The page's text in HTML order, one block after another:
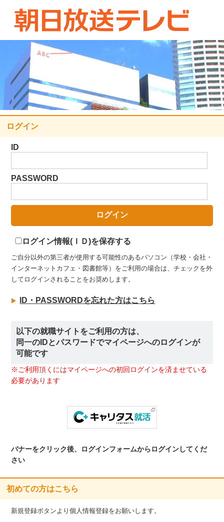
ログイン
ID
PASSWORD
ログイン情報(ＩＤ)を保存する
ご自分以外の第三者が使用する可能性のあるパソコン（学校・会社・
インターネットカフェ・図書館等）をご利用の場合は、チェックを外
してログインされることをお奨めします。
ID・PASSWORDを忘れた方はこちら
以下の就職サイトをご利用の方は、
同一のIDとパスワードでマイページへのログインが
可能です
※ご利用頂くにはマイページへの初回ログインを済ませている
必要があります
バナーをクリック後、ログインフォームからログインしてくだ
さい
初めての方はこちら
新規登録ボタンより個人情報登録をお願いします。